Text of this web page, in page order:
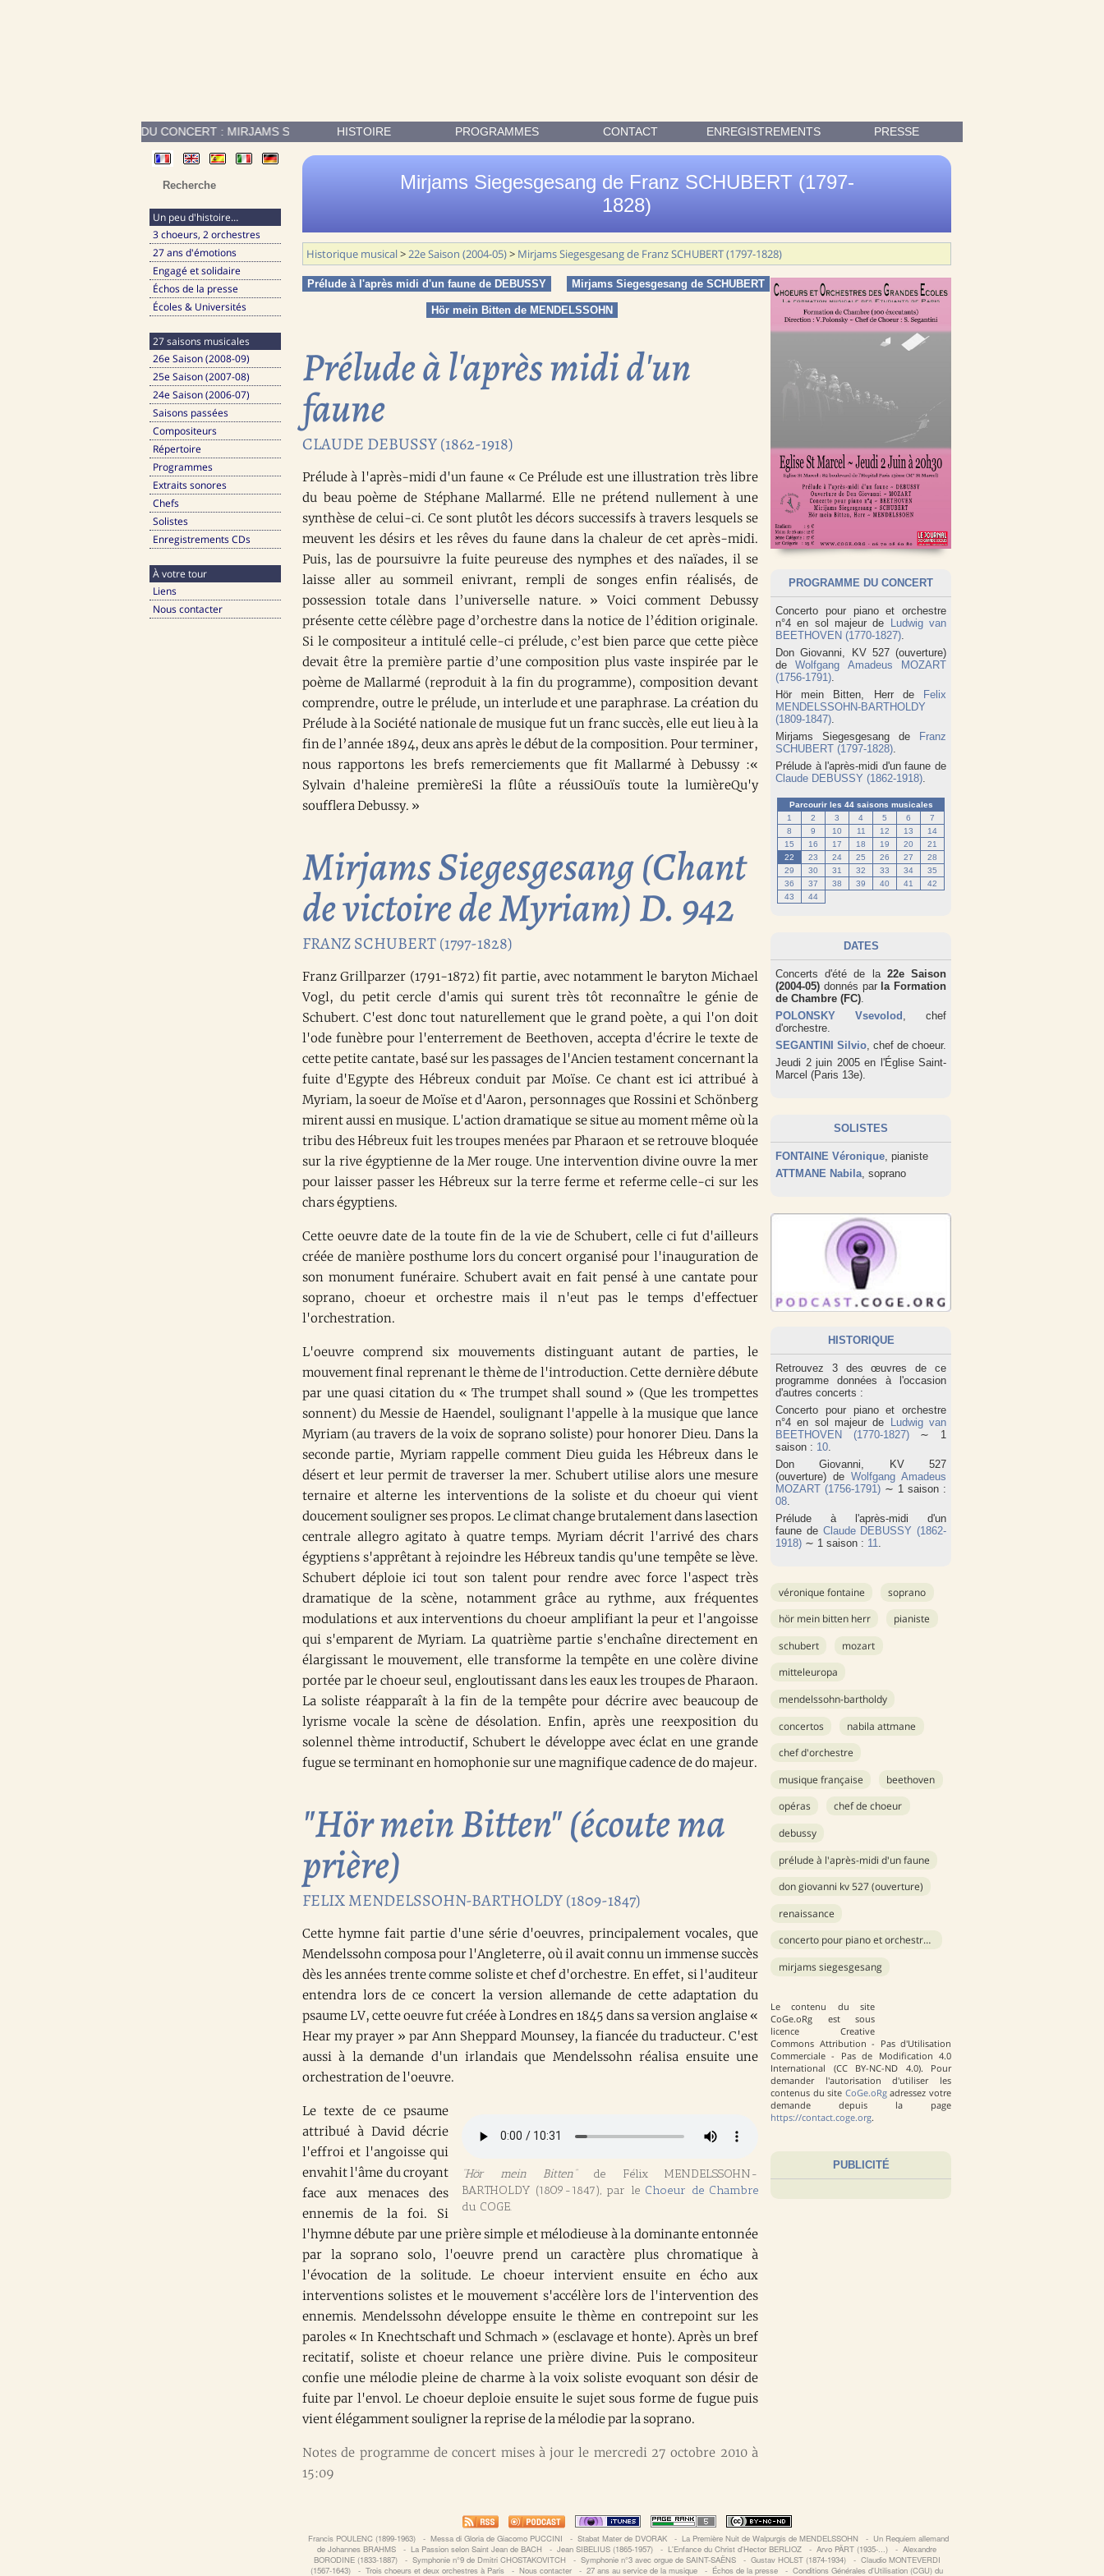
PROGRAMME DU CONCERT : MIRJAMS SIEGESGESANG DE FRANZ SCHUBERT (1797-1828) ; HÖR MEIN BITTEN, HERR DE FELIX MENDELSSOHN-BARTHOLDY (1809-1847) ; PRÉLUDE À
HISTOIRE PROGRAMMES CONTACT ENREGISTREMENTS PRESSE
Un peu d'histoire…
3 choeurs, 2 orchestres
27 ans d'émotions
Engagé et solidaire
Échos de la presse
Écoles & Universités
27 saisons musicales
26e Saison (2008-09)
25e Saison (2007-08)
24e Saison (2006-07)
Saisons passées
Compositeurs
Répertoire
Programmes
Extraits sonores
Chefs
Solistes
Enregistrements CDs
À votre tour
Liens
Nous contacter
Mirjams Siegesgesang de Franz SCHUBERT (1797-
1828)
Historique musical> 22e Saison (2004-05)> Mirjams Siegesgesang de Franz SCHUBERT (1797-1828)
PROGRAMME DU CONCERT
Concerto pour piano et orchestre
n°4 en sol majeur de Ludwig van
BEETHOVEN (1770-1827)
Don Giovanni, KV 527 (ouverture)
deWolfgang Amadeus MOZART
(1756-1791)
Hör mein Bitten, Herr de Felix
MENDELSSOHN-BARTHOLDY
(1809-1847)
Mirjams Siegesgesang de Franz
SCHUBERT (1797-1828)
Prélude à l'après-midi d'un faune de
Claude DEBUSSY (1862-1918)
Parcourir les 44 saisons musicales
1
2 3 4 5 6
7
8
9 10 11 12 13
14
15
16 17 18 19 20
21
22
23 24 25 26 27
28
29
30 31 32 33 34
35
36
37 38 39 40 41
42
43
44
DATES
Concerts d'été de la 22e Saison
(2004-05) donnés par la Formation
de Chambre (FC)
POLONSKY Vsevolod , chef
d'orchestre.
SEGANTINI Silvio , chef de choeur.
Jeudi 2 juin 2005 en l'Église Saint-
Marcel (Paris 13e).
SOLISTES
FONTAINE Véronique , pianiste
ATTMANE Nabila , soprano
HISTORIQUE
Retrouvez 3 des œuvres de ce
programme données à l'occasion
d'autres concerts :
Concerto pour piano et orchestre
n°4 en sol majeur de Ludwig van
BEETHOVEN (1770-1827)∼ 1
saison : 10
Don Giovanni, KV 527
(ouverture) de Wolfgang Amadeus
MOZART (1756-1791) ∼ 1 saison :
08
Prélude à l'après-midi d'un
faune de Claude DEBUSSY (1862-
1918) ∼ 1 saison : 11
véronique fontaine soprano
hör mein bitten herr pianiste
schubert mozart
mitteleuropa
mendelssohn-bartholdy
concertos nabila attmane
chef d'orchestre
musique française beethoven
opéras chef de choeur
debussy
prélude à l'après-midi d'un faune
don giovanni kv 527 (ouverture)
renaissance
concerto pour piano et orchestre n°4 en sol majeur
mirjams siegesgesang
Le contenu du site
CoGe.oRg est sous
licence Creative
Commons Attribution - Pas d'Utilisation
Commerciale - Pas de Modification 4.0
International (CC BY-NC-ND 4.0). Pour
demander l'autorisation d'utiliser les
contenus du site CoGe.oRgadressez votre
demande depuis la page
https://contact.coge.org.
PUBLICITÉ
Prélude à l'après midi d'un faune de DEBUSSY Mirjams Siegesgesang de SCHUBERT
Hör mein Bitten de MENDELSSOHN
Prélude à l'après midi d'un
faune
CLAUDE DEBUSSY (1862-1918)
Prélude à l'après-midi d'un faune « Ce Prélude est une illustration très libre
du beau poème de Stéphane Mallarmé. Elle ne prétend nullement à une
synthèse de celui-ci. Ce sont plutôt les décors successifs à travers lesquels se
meuvent les désirs et les rêves du faune dans la chaleur de cet après-midi.
Puis, las de poursuivre la fuite peureuse des nymphes et des naïades, il se
laisse aller au sommeil enivrant, rempli de songes enfin réalisés, de
possession totale dans l’universelle nature. » Voici comment Debussy
présente cette célèbre page d’orchestre dans la notice de l’édition originale.
Si le compositeur a intitulé celle-ci prélude, c’est bien parce que cette pièce
devait être la première partie d’une composition plus vaste inspirée par le
poème de Mallarmé (reproduit à la fin du programme), composition devant
comprendre, outre le prélude, un interlude et une paraphrase. La création du
Prélude à la Société nationale de musique fut un franc succès, elle eut lieu à la
fin de l’année 1894, deux ans après le début de la composition. Pour terminer,
nous rapportons les brefs remerciements que fit Mallarmé à Debussy :«
Sylvain d'haleine premièreSi la flûte a réussiOuïs toute la lumièreQu'y
soufflera Debussy. »
Mirjams Siegesgesang (Chant
de victoire de Myriam) D. 942
FRANZ SCHUBERT (1797-1828)
Franz Grillparzer (1791-1872) fit partie, avec notamment le baryton Michael
Vogl, du petit cercle d'amis qui surent très tôt reconnaître le génie de
Schubert. C'est donc tout naturellement que le grand poète, a qui l'on doit
l'ode funèbre pour l'enterrement de Beethoven, accepta d'écrire le texte de
cette petite cantate, basé sur les passages de l'Ancien testament concernant la
fuite d'Egypte des Hébreux conduit par Moïse. Ce chant est ici attribué à
Myriam, la soeur de Moïse et d'Aaron, personnages que Rossini et Schönberg
mirent aussi en musique. L'action dramatique se situe au moment même où la
tribu des Hébreux fuit les troupes menées par Pharaon et se retrouve bloquée
sur la rive égyptienne de la Mer rouge. Une intervention divine ouvre la mer
pour laisser passer les Hébreux sur la terre ferme et referme celle-ci sur les
chars égyptiens.
Cette oeuvre date de la toute fin de la vie de Schubert, celle ci fut d'ailleurs
créée de manière posthume lors du concert organisé pour l'inauguration de
son monument funéraire. Schubert avait en fait pensé à une cantate pour
soprano, choeur et orchestre mais il n'eut pas le temps d'effectuer
l'orchestration.
L'oeuvre comprend six mouvements distinguant autant de parties, le
mouvement final reprenant le thème de l'introduction. Cette dernière débute
par une quasi citation du « The trumpet shall sound » (Que les trompettes
sonnent) du Messie de Haendel, soulignant l'appelle à la musique que lance
Myriam (au travers de la voix de soprano soliste) pour honorer Dieu. Dans la
seconde partie, Myriam rappelle comment Dieu guida les Hébreux dans le
désert et leur permit de traverser la mer. Schubert utilise alors une mesure
ternaire et alterne les interventions de la soliste et du choeur qui vient
doucement souligner ses propos. Le climat change brutalement dans lasection
centrale allegro agitato à quatre temps. Myriam décrit l'arrivé des chars
égyptiens s'apprêtant à rejoindre les Hébreux tandis qu'une tempête se lève.
Schubert déploie ici tout son talent pour rendre avec force l'aspect très
dramatique de la scène, notamment grâce au rythme, aux fréquentes
modulations et aux interventions du choeur amplifiant la peur et l'angoisse
qui s'emparent de Myriam. La quatrième partie s'enchaîne directement en
élargissant le mouvement, elle transforme la tempête en une colère divine
portée par le choeur seul, engloutissant dans les eaux les troupes de Pharaon.
La soliste réapparaît à la fin de la tempête pour décrire avec beaucoup de
lyrisme vocale la scène de désolation. Enfin, après une reexposition du
solennel thème introductif, Schubert le développe avec éclat en une grande
fugue se terminant en homophonie sur une magnifique cadence de do majeur.
"Hör mein Bitten" (écoute ma
prière)
FELIX MENDELSSOHN-BARTHOLDY (1809-1847)
Cette hymne fait partie d'une série d'oeuvres, principalement vocales, que
Mendelssohn composa pour l'Angleterre, où il avait connu un immense succès
dès les années trente comme soliste et chef d'orchestre. En effet, si l'auditeur
entendra lors de ce concert la version allemande de cette adaptation du
psaume LV, cette oeuvre fut créée à Londres en 1845 dans sa version anglaise «
Hear my prayer » par Ann Sheppard Mounsey, la fiancée du traducteur. C'est
aussi à la demande d'un irlandais que Mendelssohn réalisa ensuite une
orchestration de l'oeuvre.
“Hör mein Bitten”de Félix MENDELSSOHN-
BARTHOLDY (1809-1847), par le Choeur de Chambre
du COGE.
Le texte de ce psaume
attribué à David décrie
l'effroi et l'angoisse qui
envahit l'âme du croyant
face aux menaces des
ennemis de la foi. Si
l'hymne débute par une prière simple et mélodieuse à la dominante entonnée
par la soprano solo, l'oeuvre prend un caractère plus chromatique à
l'évocation de la solitude. Le choeur intervient ensuite en écho aux
interventions solistes et le mouvement s'accélère lors de l'intervention des
ennemis. Mendelssohn développe ensuite le thème en contrepoint sur les
paroles « In Knechtschaft und Schmach » (esclavage et honte). Après un bref
recitatif, soliste et choeur relance une prière divine. Puis le compositeur
confie une mélodie pleine de charme à la voix soliste evoquant son désir de
fuite par l'envol. Le choeur deploie ensuite le sujet sous forme de fugue puis
vient élégamment souligner la reprise de la mélodie par la soprano.
Notes de programme de concert mises à jour le mercredi 27 octobre 2010 à
15:09
Francis POULENC (1899-1963) ‐ Messa di Gloria de Giacomo PUCCINI ‐ Stabat Mater de DVORAK ‐ La Première Nuit de Walpurgis de MENDELSSOHN ‐ Un Requiem allemand
de Johannes BRAHMS
‐ La Passion selon Saint Jean de BACH ‐ Jean SIBELIUS (1865-1957) ‐ L'Enfance du Christ d'Hector BERLIOZ ‐ Arvo PÄRT (1935-...) ‐ Alexandre
BORODINE (1833-1887)
‐ Symphonie n°9 de Dmitri CHOSTAKOVITCH ‐ Symphonie n°3 avec orgue de SAINT-SAËNS ‐ Gustav HOLST (1874-1934) ‐ Claudio MONTEVERDI
(1567-1643)
‐ Trois choeurs et deux orchestres à Paris ‐ Nous contacter ‐ 27 ans au service de la musique ‐ Échos de la presse ‐ Conditions Générales d'Utilisation (CGU) du